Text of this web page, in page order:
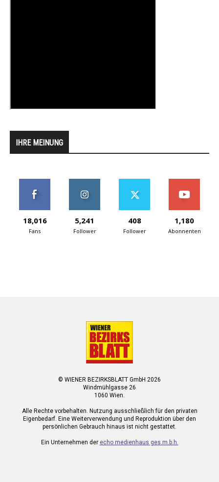
IHRE MEINUNG
18,016
Fans
5,241
Follower
408
Follower
1,180
Abonnenten
© WIENER BEZIRKSBLATT GmbH 2026
Windmühlgasse 26
1060 Wien.
Alle Rechte vorbehalten. Nutzung ausschließlich für den privaten
Eigenbedarf. Eine Weiterverwendung und Reproduktion über den
persönlichen Gebrauch hinaus ist nicht gestattet.
Ein Unternehmen der echo medienhaus ges.m.b.h.